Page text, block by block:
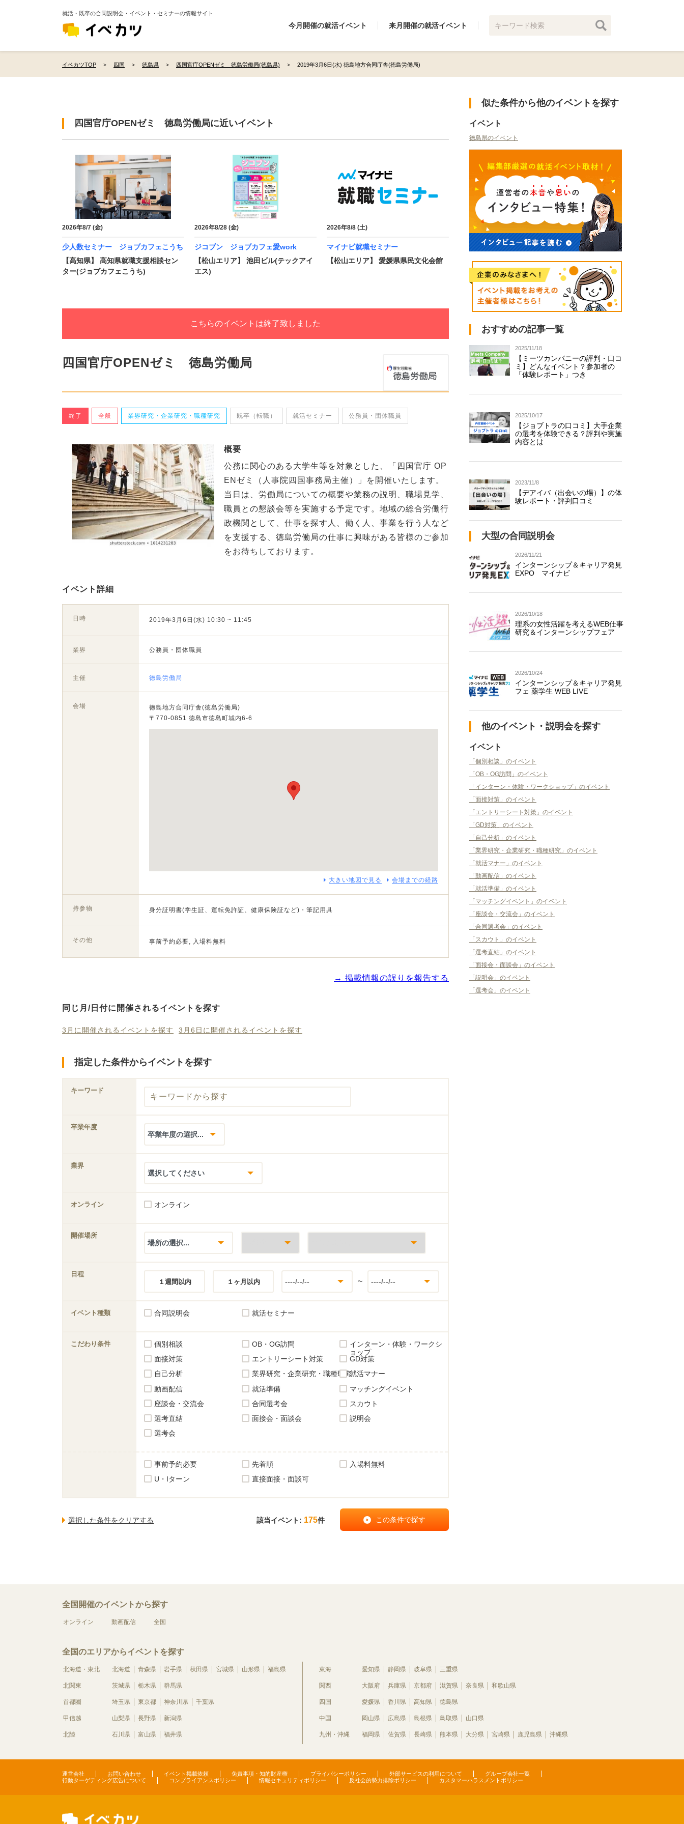
就活・既卒の合同説明会・イベント・セミナーの情報サイト
今月開催の就活イベント 来月開催の就活イベント
イベカツTOP 四国 徳島県 四国官庁OPENゼミ 徳島労働局(徳島県) 2019年3月6日(水) 徳島地方合同庁舎(徳島労働局)
四国官庁OPENゼミ 徳島労働局に近いイベント
2026年8/7 (金)
少人数セミナー ジョブカフェこうち
【高知県】 高知県就職支援相談セン
ター(ジョブカフェこうち)
2026年8/28 (金)
ジコブン ジョブカフェ愛work
【松山エリア】 池田ビル(テックアイ
エス)
2026年8/8 (土)
マイナビ就職セミナー
【松山エリア】 愛媛県県民文化会館
こちらのイベントは終了致しました
四国官庁OPENゼミ 徳島労働局
終了 全般 業界研究・企業研究・職種研究 既卒（転職） 就活セミナー 公務員・団体職員
概要
公務に関心のある大学生等を対象とした、「四国官庁 OP
ENゼミ（人事院四国事務局主催）」を開催いたします。
当日は、労働局についての概要や業務の説明、職場見学、
職員との懇談会等を実施する予定です。地域の総合労働行
政機関として、仕事を探す人、働く人、事業を行う人など
を支援する、徳島労働局の仕事に興味がある皆様のご参加
をお待ちしております。
イベント詳細
日時 2019年3月6日(水) 10:30 ~ 11:45
業界 公務員・団体職員
主催 徳島労働局
会場
徳島地方合同庁舎(徳島労働局)
〒770-0851 徳島市徳島町城内6-6
大きい地図で見る 会場までの経路
持参物 身分証明書(学生証、運転免許証、健康保険証など)・筆記用具
その他 事前予約必要, 入場料無料
→ 掲載情報の誤りを報告する
同じ月/日付に開催されるイベントを探す
3月に開催されるイベントを探す 3月6日に開催されるイベントを探す
指定した条件からイベントを探す
キーワード
卒業年度
業界
オンライン オンライン
開催場所
日程
１週間以内
１ヶ月以内 ~
イベント種類 合同説明会 就活セミナー
こだわり条件 個別相談 OB・OG訪問
インターン・体験・ワークシ
ョップ
面接対策
エントリーシート対策
GD対策
自己分析
業界研究・企業研究・職種研究就活マナー
動画配信
就活準備
マッチングイベント
座談会・交流会
合同選考会
スカウト
選考直結
面接会・面談会
説明会
選考会
事前予約必要 先着順
入場料無料
U・Iターン
直接面接・面談可
該当イベント: 175件
似た条件から他のイベントを探す
イベント
徳島県のイベント
おすすめの記事一覧
2025/11/18
【ミーツカンパニーの評判・口コ
ミ】どんなイベント？参加者の
「体験レポート」つき
2025/10/17
【ジョブトラの口コミ】大手企業
の選考を体験できる？評判や実施
内容とは
2023/11/8
【デアイバ（出会いの場）】の体
験レポート・評判口コミ
大型の合同説明会
2026/11/21
インターンシップ＆キャリア発見
EXPO マイナビ
2026/10/18
理系の女性活躍を考えるWEB仕事
研究＆インターンシップフェア
2026/10/24
インターンシップ＆キャリア発見
フェ 薬学生 WEB LIVE
他のイベント・説明会を探す
イベント
「個別相談」のイベント
「OB・OG訪問」のイベント
「インターン・体験・ワークショップ」のイベント
「面接対策」のイベント
「エントリーシート対策」のイベント
「GD対策」のイベント
「自己分析」のイベント
「業界研究・企業研究・職種研究」のイベント
「就活マナー」のイベント
「動画配信」のイベント
「就活準備」のイベント
「マッチングイベント」のイベント
「座談会・交流会」のイベント
「合同選考会」のイベント
「スカウト」のイベント
「選考直結」のイベント
「面接会・面談会」のイベント
「説明会」のイベント
「選考会」のイベント
全国開催のイベントから探す
オンライン 動画配信 全国
全国のエリアからイベントを探す
北海道・東北 北海道 青森県 岩手県 秋田県 宮城県 山形県 福島県
北関東 茨城県 栃木県 群馬県
首都圏 埼玉県 東京都 神奈川県 千葉県
甲信越 山梨県 長野県 新潟県
北陸 石川県 富山県 福井県
東海 愛知県 静岡県 岐阜県 三重県
関西 大阪府 兵庫県 京都府 滋賀県 奈良県 和歌山県
四国 愛媛県 香川県 高知県 徳島県
中国 岡山県 広島県 島根県 鳥取県 山口県
九州・沖縄 福岡県 佐賀県 長崎県 熊本県 大分県 宮崎県 鹿児島県 沖縄県
運営会社 お問い合わせ イベント掲載依頼 免責事項・知的財産権 プライバシーポリシー 外部サービスの利用について
グループ会社一覧
行動ターゲティング広告について
コンプライアンスポリシー 情報セキュリティポリシー 反社会的勢力排除ポリシー カスタマーハラスメントポリシー